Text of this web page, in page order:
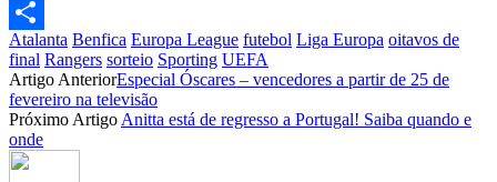
Email
Partilhar
Atalanta Benfica Europa League futebol Liga Europa oitavos de
final Rangers sorteio Sporting UEFA
Artigo AnteriorEspecial Óscares – vencedores a partir de 25 de
fevereiro na televisão
Próximo Artigo Anitta está de regresso a Portugal! Saiba quando e
onde